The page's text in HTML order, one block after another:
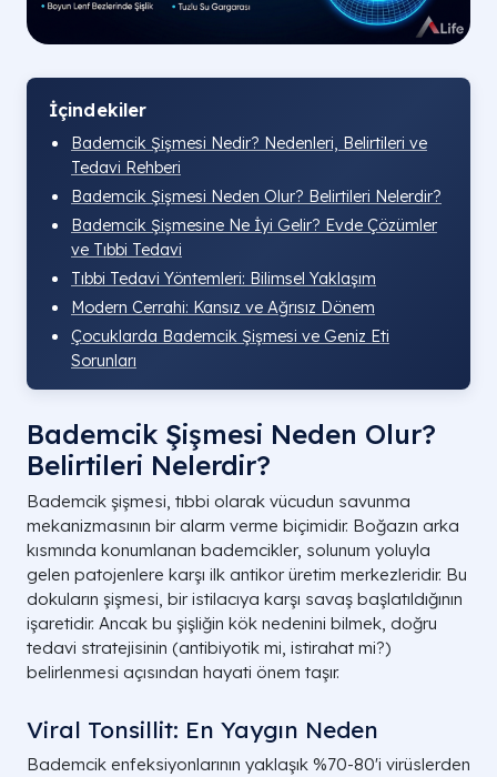
İçindekiler
Bademcik Şişmesi Nedir? Nedenleri, Belirtileri ve
Tedavi Rehberi
Bademcik Şişmesi Neden Olur? Belirtileri Nelerdir?
Bademcik Şişmesine Ne İyi Gelir? Evde Çözümler
ve Tıbbi Tedavi
Tıbbi Tedavi Yöntemleri: Bilimsel Yaklaşım
Modern Cerrahi: Kansız ve Ağrısız Dönem
Çocuklarda Bademcik Şişmesi ve Geniz Eti
Sorunları
Bademcik Şişmesi Neden Olur?
Belirtileri Nelerdir?
Bademcik şişmesi, tıbbi olarak vücudun savunma
mekanizmasının bir alarm verme biçimidir. Boğazın arka
kısmında konumlanan bademcikler, solunum yoluyla
gelen patojenlere karşı ilk antikor üretim merkezleridir. Bu
dokuların şişmesi, bir istilacıya karşı savaş başlatıldığının
işaretidir. Ancak bu şişliğin kök nedenini bilmek, doğru
tedavi stratejisinin (antibiyotik mi, istirahat mi?)
belirlenmesi açısından hayati önem taşır.
Viral Tonsillit: En Yaygın Neden
Bademcik enfeksiyonlarının yaklaşık %70-80'i virüslerden